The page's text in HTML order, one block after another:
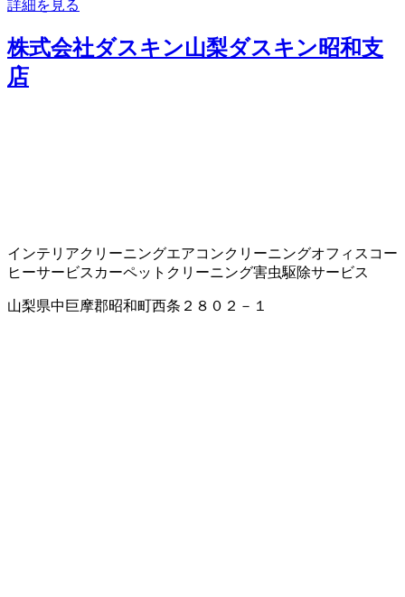
詳細を見る
株式会社ダスキン山梨ダスキン昭和支
店
インテリアクリーニングエアコンクリーニングオフィスコー
ヒーサービス カーペットクリーニング害虫駆除サービス
山梨県中巨摩郡昭和町西条２８０２－１